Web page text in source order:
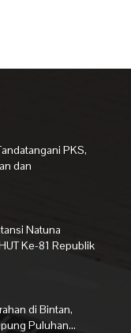
PKS,
dan
Natuna
Ke-81 Republik
di Bintan,
Puluhan...